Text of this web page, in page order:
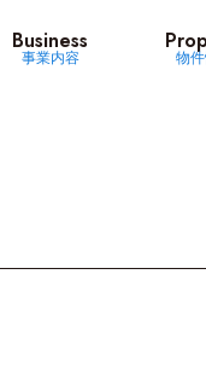
Business
事業内容 物